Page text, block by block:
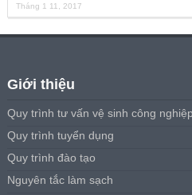
Tháng 1 11, 2017
Giới thiệu
Quy trình tư vấn vệ sinh công nghiệp
Quy trình tuyển dụng
Quy trình đào tạo
Nguyên tắc làm sạch